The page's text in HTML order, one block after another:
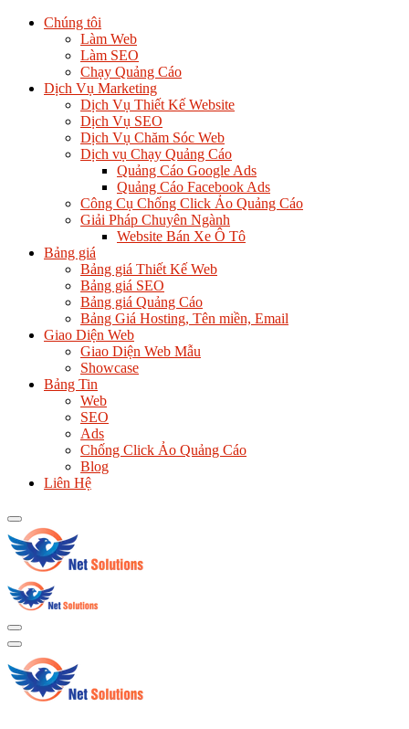
Chúng tôi
Làm Web
Làm SEO
Chạy Quảng Cáo
Dịch Vụ Marketing
Dịch Vụ Thiết Kế Website
Dịch Vụ SEO
Dịch Vụ Chăm Sóc Web
Dịch vụ Chạy Quảng Cáo
Quảng Cáo Google Ads
Quảng Cáo Facebook Ads
Công Cụ Chống Click Ảo Quảng Cáo
Giải Pháp Chuyên Ngành
Website Bán Xe Ô Tô
Bảng giá
Bảng giá Thiết Kế Web
Bảng giá SEO
Bảng giá Quảng Cáo
Bảng Giá Hosting, Tên miền, Email
Giao Diện Web
Giao Diện Web Mẫu
Showcase
Bảng Tin
Web
SEO
Ads
Chống Click Ảo Quảng Cáo
Blog
Liên Hệ